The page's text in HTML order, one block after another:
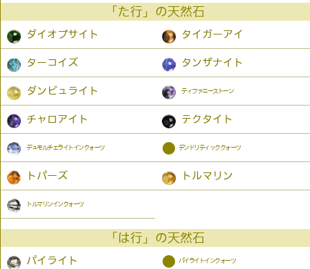
「た行」の天然石
ダイオプサイト タイガーアイ
ターコイズ タンザナイト
ダンビュライト ティファニーストーン
チャロアイト テクタイト
デュモルチェライトインクォーツ ● デンドリティッククォーツ
トパーズ トルマリン
トルマリンインクォーツ
「は行」の天然石
パイライト ● パイライトインクォーツ